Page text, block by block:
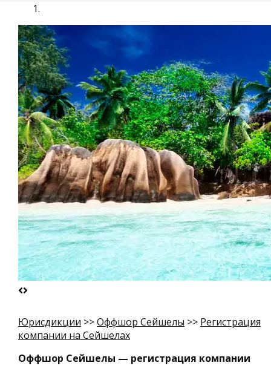
Юрисдикции >>Оффшор Сейшелы >> Регистрация
компании на Сейшелах
Оффшор Сейшелы — регистрация компании